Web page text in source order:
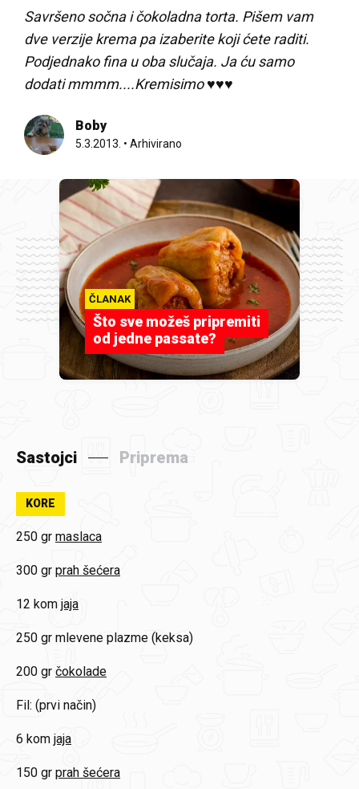
Savršeno sočna i čokoladna torta. Pišem vam
dve verzije krema pa izaberite koji ćete raditi.
Podjednako fina u oba slučaja. Ja ću samo
dodati mmmm....Kremisimo ♥♥♥
Boby
5.3.2013. • Arhivirano
ČLANAK
Što sve možeš pripremiti
od jedne passate?
Sastojci Priprema
KORE
250 gr maslaca
300 gr prah šećera
12 kom jaja
250 gr mlevene plazme (keksa)
200 gr čokolade
Fil: (prvi način)
6 kom jaja
150 gr prah šećera